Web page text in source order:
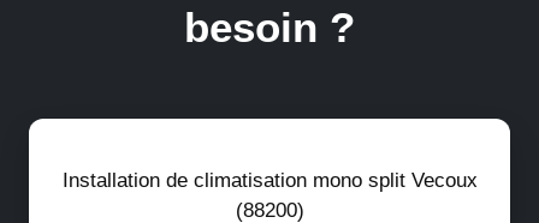
besoin ?
Installation de climatisation mono split Vecoux
(88200)